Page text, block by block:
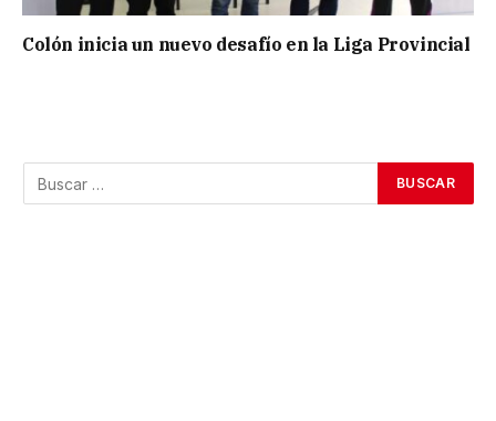
Colón inicia un nuevo desafío en la Liga Provincial